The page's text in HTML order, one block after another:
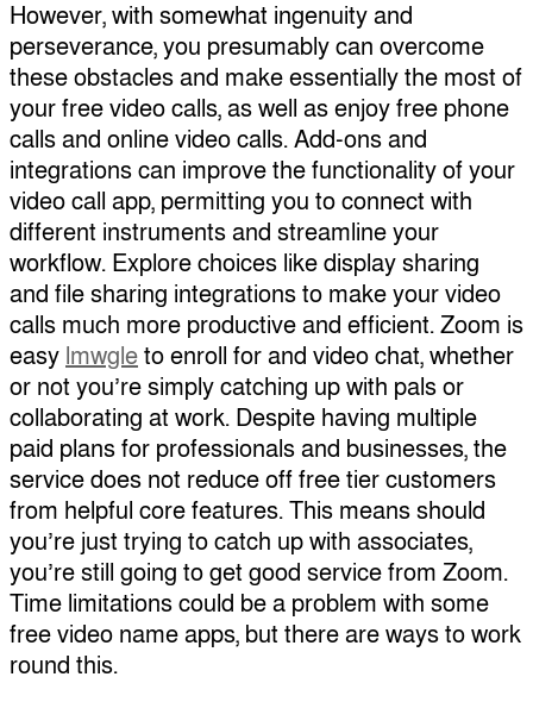
However, with somewhat ingenuity and
perseverance, you presumably can overcome
these obstacles and make essentially the most of
your free video calls, as well as enjoy free phone
calls and online video calls. Add-ons and
integrations can improve the functionality of your
video call app, permitting you to connect with
different instruments and streamline your
workflow. Explore choices like display sharing
and file sharing integrations to make your video
calls much more productive and efficient. Zoom is
easy lmwgleto enroll for and video chat, whether
or not you’re simply catching up with pals or
collaborating at work. Despite having multiple
paid plans for professionals and businesses, the
service does not reduce off free tier customers
from helpful core features. This means should
you’re just trying to catch up with associates,
you’re still going to get good service from Zoom.
Time limitations could be a problem with some
free video name apps, but there are ways to work
round this.